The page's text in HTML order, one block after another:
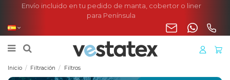
Envío incluido en tu pedido de manta, cobertor o liner
para Península
Inicio Filtración Filtros